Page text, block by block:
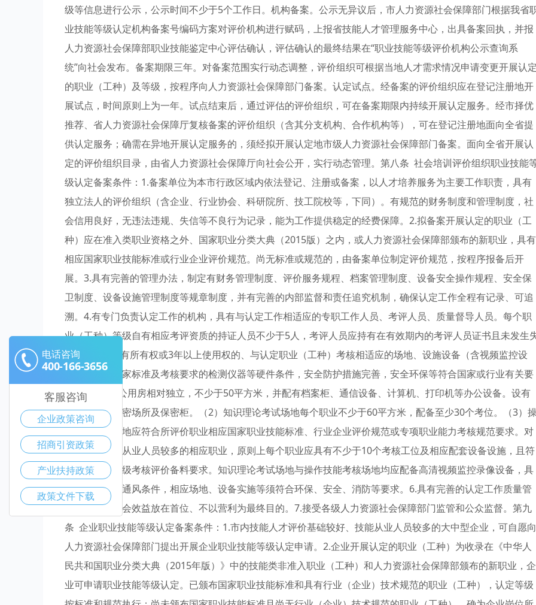
级等信息进行公示，公示时间不少于5个工作日。机构备案。公示无异议后，市人力资源社会保障部门根据我省
业技能等级认定机构备案号编码方案对评价机构进行赋码，上报省技能人才管理服务中心，出具备案回执，并报
人力资源社会保障部职业技能鉴定中心评估确认，评估确认的最终结果在“职业技能等级评价机构公示查询系
统”向社会发布。备案期限三年。对备案范围实行动态调整，评价组织可根据当地人才需求情况申请变更开展认
的职业（工种）及等级，按程序向人力资源社会保障部门备案。认定试点。经备案的评价组织应在登记注册地开
展试点，时间原则上为一年。试点结束后，通过评估的评价组织，可在备案期限内持续开展认定服务。经市择优
推荐、省人力资源社会保障厅复核备案的评价组织（含其分支机构、合作机构等），可在登记注册地面向全省提
供认定服务；确需在异地开展认定服务的，须经拟开展认定地市级人力资源社会保障部门备案。面向全省开展认
定的评价组织目录，由省人力资源社会保障厅向社会公开，实行动态管理。第八条 社会培训评价组织职业技能
级认定备案条件：1.备案单位为本市行政区域内依法登记、注册或备案，以人才培养服务为主要工作职责，具有
独立法人的评价组织（含企业、行业协会、科研院所、技工院校等，下同）。有规范的财务制度和管理制度，社
会信用良好，无违法违规、失信等不良行为记录，能为工作提供稳定的经费保障。2.拟备案开展认定的职业（工
种）应在准入类职业资格之外、国家职业分类大典（2015版）之内，或人力资源社会保障部颁布的新职业，具有
相应国家职业技能标准或行业企业评价规范。尚无标准或规范的，由备案单位制定评价规范，按程序报备后开
展。3.具有完善的管理办法，制定有财务管理制度、评价服务规程、档案管理制度、设备安全操作规程、安全保
卫制度、设备设施管理制度等规章制度，并有完善的内部监督和责任追究机制，确保认定工作全程有记录、可追
溯。4.有专门负责认定工作的机构，具有与认定工作相适应的专职工作人员、考评人员、质量督导人员。每个职
业（工种）等级自有相应考评资质的持证人员不少于5人，考评人员应持有在有效期内的考评人员证书且未发生
信行为。5.具有所有权或3年以上使用权的、与认定职业（工种）考核相适应的场地、设施设备（含视频监控设
备）、符合国家标准及考核要求的检测仪器等硬件条件，安全防护措施完善，安全环保等符合国家或行业有关要
求。（1）办公用房相对独立，不少于50平方米，并配有档案柜、通信设备、计算机、打印机等办公设备。设有
专门的试卷保密场所及保密柜。（2）知识理论考试场地每个职业不少于60平方米，配备至少30个考位。（3）
作技能考核场地应符合所评价职业相应国家职业技能标准、行业企业评价规范或专项职业能力考核规范要求。对
于通用性强、从业人员较多的相应职业，原则上每个职业应具有不少于10个考核工位及相应配套设备设施，且符
合相应职业等级考核评价备料要求。知识理论考试场地与操作技能考核场地均应配备高清视频监控录像设备，具
备良好的照明通风条件，相应场地、设备实施等须符合环保、安全、消防等要求。6.具有完善的认定工作质量管
控措施，把社会效益放在首位、不以营利为最终目的。7.接受各级人力资源社会保障部门监管和公众监督。第九
条 企业职业技能等级认定备案条件：1.市内技能人才评价基础较好、技能从业人员较多的大中型企业，可自愿向
人力资源社会保障部门提出开展企业职业技能等级认定申请。2.企业开展认定的职业（工种）为收录在《中华人
民共和国职业分类大典（2015年版）》中的技能类非准入职业（工种）和人力资源社会保障部颁布的新职业，企
业可申请职业技能等级认定。已颁布国家职业技能标准和具有行业（企业）技术规范的职业（工种），认定等级
电话咨询
400-166-3656
客服咨询
企业政策咨询
招商引资政策
产业扶持政策
政策文件下载